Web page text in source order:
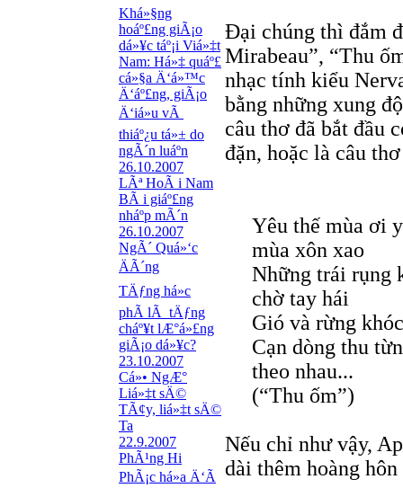
Khá»§ng
hoáº£ng giÃ¡o
dá»¥c táº¡i Viá»‡t
Nam: Há»‡ quáº£
cá»§a Ä‘á»™c
Ä‘áº£ng, giÃ¡o
Ä‘iá»u vÃ
thiáº¿u tá»± do
ngÃ´n luáº­n
26.10.2007
LÃª HoÃ i Nam
BÃ i giáº£ng
nháº­p mÃ´n
26.10.2007
NgÃ´ Quá»‘c
ÄÃ´ng
TÄƒng há»c
phÃ­ lÃ tÄƒng
cháº¥t lÆ°á»£ng
giÃ¡o dá»¥c?
23.10.2007
Cá»• NgÆ°
Liá»‡t sÄ©
TÃ¢y, liá»‡t sÄ©
Ta
22.9.2007
PhÃ¹ng Hi
PhÃ¡c há»a Ä‘Ã
Đại chúng thì đắm
Mirabeau”, “Thu
nhạc tính kiểu
bằng những xung
câu thơ đã bắt đầu
đặn, hoặc là câu
Yêu thế mùa ơi
mùa xôn xao
Những trái rụng
chờ tay hái
Gió và rừng
Cạn dòng thu
theo nhau...
(“Thu ốm”)
Nếu chỉ như vậy,
dài thêm hoàng